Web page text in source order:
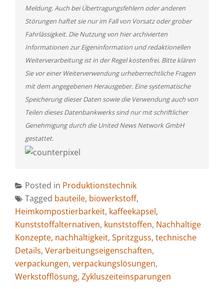
Meldung. Auch bei Übertragungsfehlern oder anderen
Störungen haftet sie nur im Fall von Vorsatz oder grober
Fahrlässigkeit. Die Nutzung von hier archivierten
Informationen zur Eigeninformation und redaktionellen
Weiterverarbeitung ist in der Regel kostenfrei. Bitte klären
Sie vor einer Weiterverwendung urheberrechtliche Fragen
mit dem angegebenen Herausgeber. Eine systematische
Speicherung dieser Daten sowie die Verwendung auch von
Teilen dieses Datenbankwerks sind nur mit schriftlicher
Genehmigung durch die United News Network GmbH
gestattet.
Posted in Produktionstechnik
Tagged bauteile, biowerkstoff,
Heimkompostierbarkeit, kaffeekapsel,
Kunststoffalternativen, kunststoffen, Nachhaltige
Konzepte, nachhaltigkeit, Spritzguss, technische
Details, Verarbeitungseigenschaften,
verpackungen, verpackungslösungen,
Werkstofflösung, Zykluszeiteinsparungen